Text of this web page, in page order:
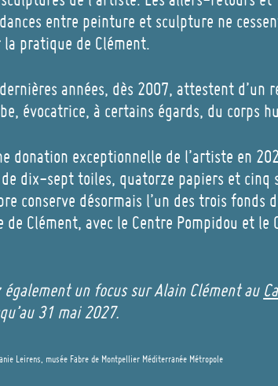
entre peinture et sculpture ne
pratique de Clément.
années, dès 2007, attestent d’un
évocatrice, à certains égards, du corps
donation exceptionnelle de l’artiste en
dix-sept toiles, quatorze papiers et cinq
conserve désormais l’un des trois fonds
de Clément, avec le Centre Pompidou et le
également un focus sur Alain Clément au
31 mai 2027.
Leirens, musée Fabre de Montpellier Méditerranée Métropole